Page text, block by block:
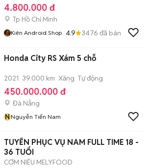
4.800.000 đ
Tp Hồ Chí Minh
Kiên Android Shop 4.9 3476 đã bán
Honda City RS Xám 5 chỗ
2021 39.000 km Xăng Tự động
450.000.000 đ
Đà Nẵng
NNguyễn Tiến Nam
TUYỂN PHỤC VỤ NAM FULL TIME 18 -
36 TUỔI
CƠM NIÊU MELYFOOD